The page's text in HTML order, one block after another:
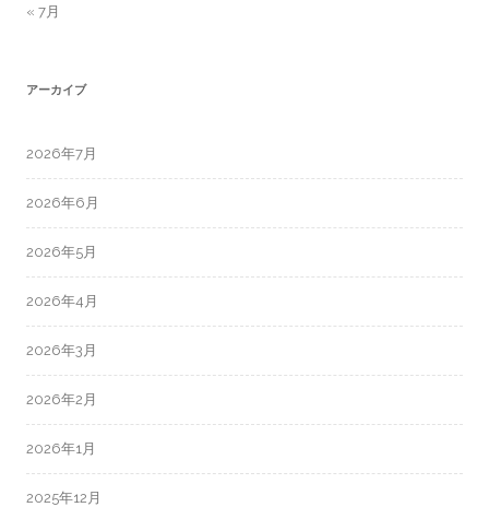
« 7月
アーカイブ
2026年7月
2026年6月
2026年5月
2026年4月
2026年3月
2026年2月
2026年1月
2025年12月